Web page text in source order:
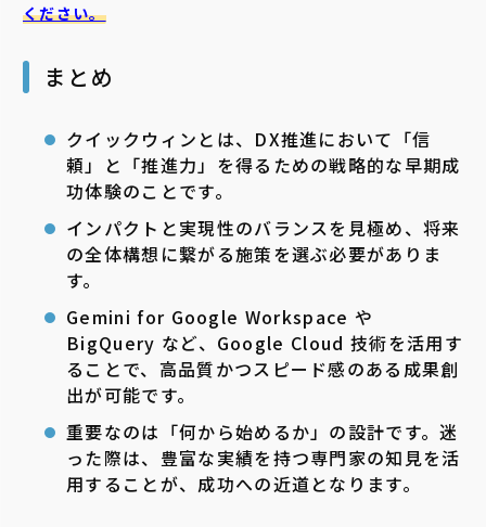
ください。
まとめ
クイックウィンとは、DX推進において「信
頼」と「推進力」を得るための戦略的な早期成
功体験のことです。
インパクトと実現性のバランスを見極め、将来
の全体構想に繋がる施策を選ぶ必要がありま
す。
Gemini for Google Workspace や
BigQuery など、Google Cloud 技術を活用す
ることで、高品質かつスピード感のある成果創
出が可能です。
重要なのは「何から始めるか」の設計です。迷
った際は、豊富な実績を持つ専門家の知見を活
用することが、成功への近道となります。